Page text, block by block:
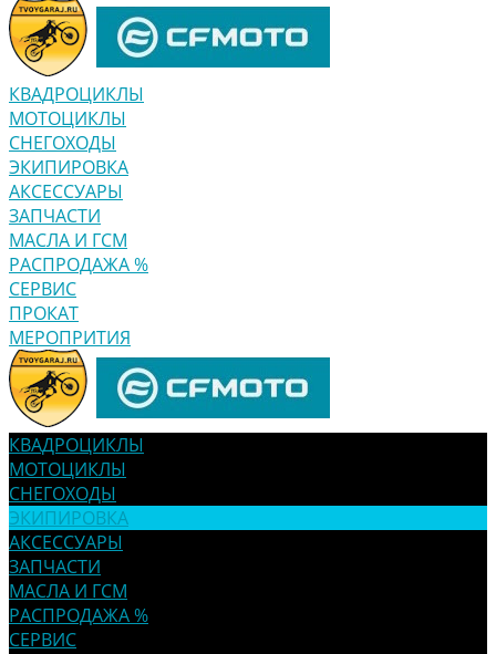
КВАДРОЦИКЛЫ
МОТОЦИКЛЫ
СНЕГОХОДЫ
ЭКИПИРОВКА
АКСЕССУАРЫ
ЗАПЧАСТИ
МАСЛА И ГСМ
РАСПРОДАЖА %
СЕРВИС
ПРОКАТ
МЕРОПРИТИЯ
КВАДРОЦИКЛЫ
МОТОЦИКЛЫ
СНЕГОХОДЫ
ЭКИПИРОВКА
АКСЕССУАРЫ
ЗАПЧАСТИ
МАСЛА И ГСМ
РАСПРОДАЖА %
СЕРВИС